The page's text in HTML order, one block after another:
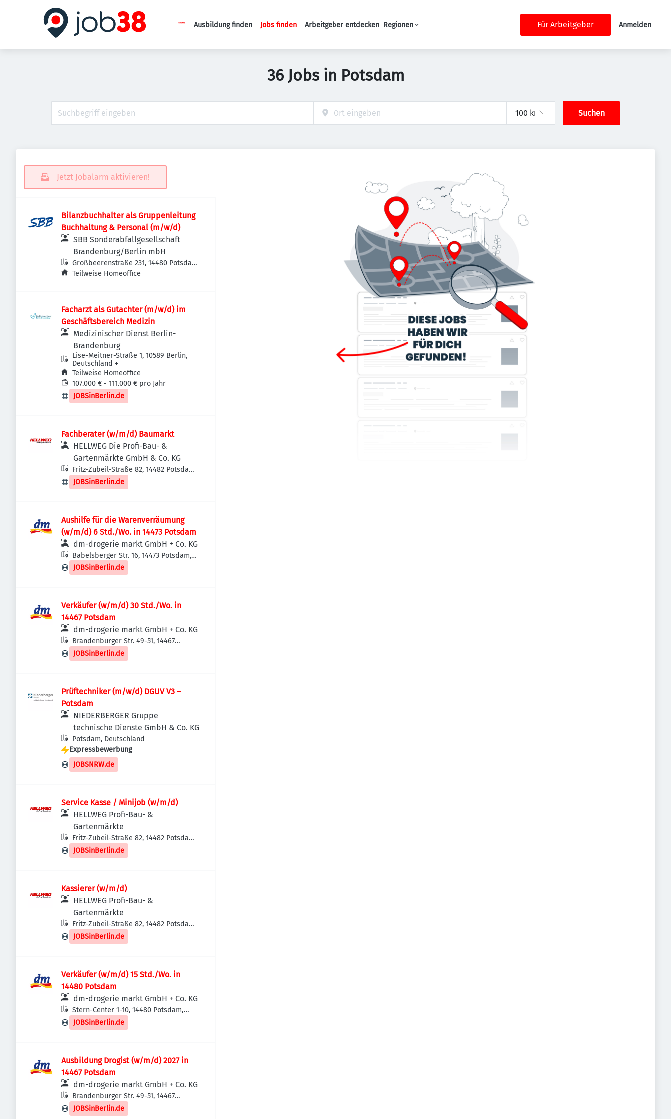
Haupt-Navigation
Ausbildung finden Jobs finden Arbeitgeber entdecken Regionen Für Arbeitgeber Anmelden
36 Jobs in Potsdam
Suchen
Jetzt Jobalarm aktivieren!
Bilanzbuchhalter als Gruppenleitung
Buchhaltung & Personal (m/w/d)
SBB Sonderabfallgesellschaft
Brandenburg/Berlin mbH
Großbeerenstraße 231, 14480 Potsdam
Südost, Deutschland
Teilweise Homeoffice
Facharzt als Gutachter (m/w/d) im
Geschäftsbereich Medizin
Medizinischer Dienst Berlin-
Brandenburg
Lise-Meitner-Straße 1, 10589 Berlin,
Deutschland +
Teilweise Homeoffice
107.000 € - 111.000 € pro Jahr
JOBSinBerlin.de
Fachberater (w/m/d) Baumarkt
HELLWEG Die Profi-Bau- &
Gartenmärkte GmbH & Co. KG
Fritz-Zubeil-Straße 82, 14482 Potsdam,
Deutschland
JOBSinBerlin.de
Aushilfe für die Warenverräumung
(w/m/d) 6 Std./Wo. in 14473 Potsdam
dm-drogerie markt GmbH + Co. KG
Babelsberger Str. 16, 14473 Potsdam,
Deutschland
JOBSinBerlin.de
Verkäufer (w/m/d) 30 Std./Wo. in
14467 Potsdam
dm-drogerie markt GmbH + Co. KG
Brandenburger Str. 49-51, 14467
Potsdam, Deutschland
JOBSinBerlin.de
Prüftechniker (m/w/d) DGUV V3 –
Potsdam
NIEDERBERGER Gruppe
technische Dienste GmbH & Co. KG
Potsdam, Deutschland
Expressbewerbung
JOBSNRW.de
Service Kasse / Minijob (w/m/d)
HELLWEG Profi-Bau- &
Gartenmärkte
Fritz-Zubeil-Straße 82, 14482 Potsdam,
Deutschland
JOBSinBerlin.de
Kassierer (w/m/d)
HELLWEG Profi-Bau- &
Gartenmärkte
Fritz-Zubeil-Straße 82, 14482 Potsdam,
Deutschland
JOBSinBerlin.de
Verkäufer (w/m/d) 15 Std./Wo. in
14480 Potsdam
dm-drogerie markt GmbH + Co. KG
Stern-Center 1-10, 14480 Potsdam,
Deutschland
JOBSinBerlin.de
Ausbildung Drogist (w/m/d) 2027 in
14467 Potsdam
dm-drogerie markt GmbH + Co. KG
Brandenburger Str. 49-51, 14467
Potsdam, Deutschland
JOBSinBerlin.de